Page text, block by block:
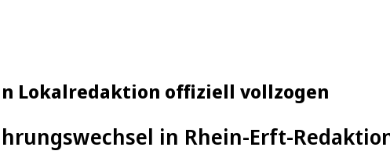
Lokalredaktion offiziell vollzogen
in Rhein-Erft-